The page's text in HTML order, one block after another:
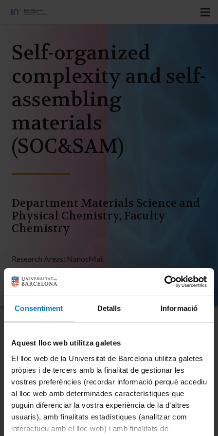
Consentiment Detalls Informació
Aquest lloc web utilitza galetes
El lloc web de la Universitat de Barcelona utilitza galetes
pròpies i de tercers amb la finalitat de gestionar les
vostres preferències (recordar informació perquè accediu
al lloc web amb determinades característiques que
puguin diferenciar la vostra experiència de la d’altres
usuaris), amb finalitats estadístiques (analitzar com
interactueu amb el lloc web) i amb finalitats de
Self-organized
complexity and self-
assembling
materials
(SOC&SAM)
Department Materials Science and
Physical Chemistry, Faculty
Chemistry
Research Areas: NanosMat
Research
The Self-organized Complexity and self-
assembling Materials Group (SOC&SAM)
performs basic research in the field of soft
Nanotechnology.